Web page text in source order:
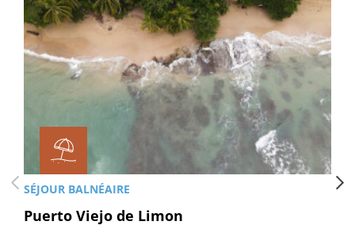
SÉJOUR BALNÉAIRE
Puerto Viejo de Limon